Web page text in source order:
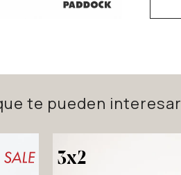
te pueden interesar